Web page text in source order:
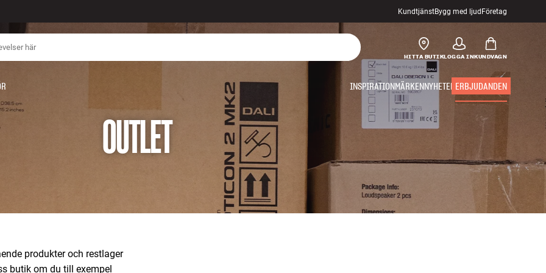
KundtjänstBygg med ljudFöretag
HITTA BUTIKLOGGA INKUNDVAGN
INSPIRATIONMÄRKENNYHETER ERBJUDANDEN
OUTLET
produkter och restlager
butik om du till exempel